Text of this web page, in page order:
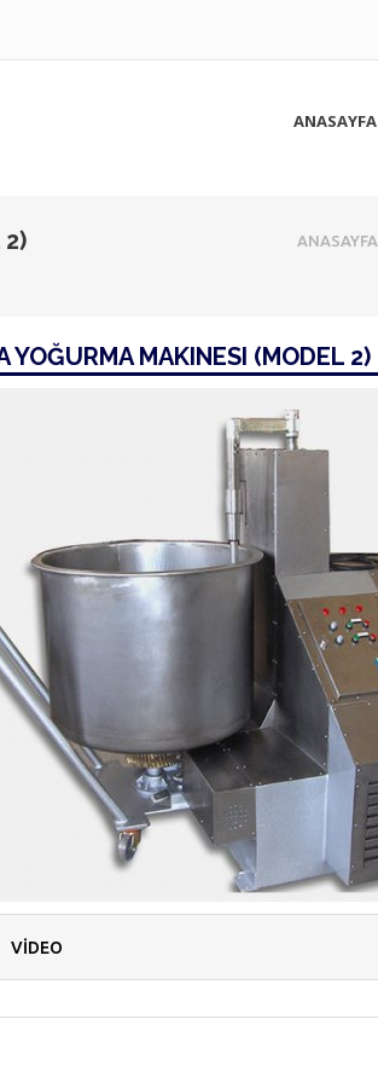
ANASAYFA
2) ANASAYFA
YOĞURMA MAKINESI (MODEL 2)
VİDEO